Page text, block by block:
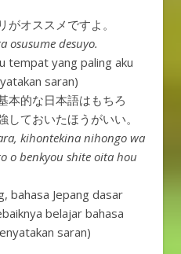
がオススメですよ。
osusume desuyo.
tempat yang paling aku
saran)
本的な日本語はもちろ
ておいたほうがいい。
kihontekina nihongo wa
o benkyou shite oita hou
bahasa Jepang dasar
belajar bahasa
saran)